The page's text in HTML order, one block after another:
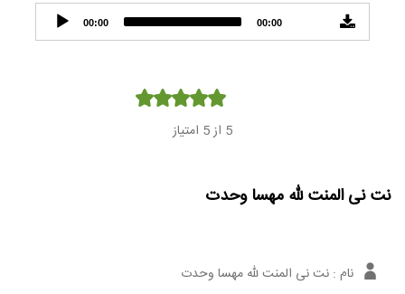
Audio
Player
00:00 00:00
5 از 5 امتیاز
نت نی المنت لله مهسا وحدت
نام : نت نی المنت لله مهسا وحدت